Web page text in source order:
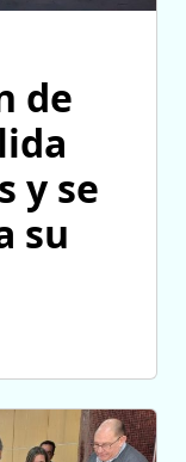
de
y se
su